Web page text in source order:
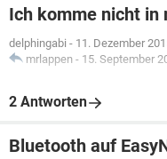
Ich komme nicht in
delphingabi - 11. Dezember
mrlappen - 15. September
2 Antworten
Bluetooth auf